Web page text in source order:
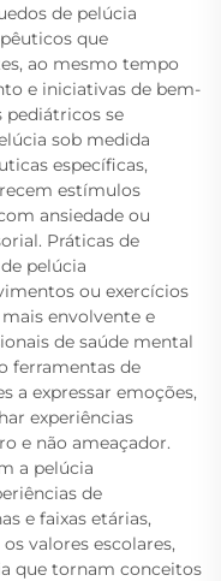
de pelúcia
que
ao mesmo tempo
e iniciativas de bem-
pediátricos se
sob medida
específicas,
estímulos
ansiedade ou
Práticas de
pelúcia
ou exercícios
envolvente e
de saúde mental
ferramentas de
a expressar emoções,
experiências
e não ameaçador.
a pelúcia
de
e faixas etárias,
valores escolares,
que tornam conceitos